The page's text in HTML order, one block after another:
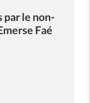
le non-
Faé